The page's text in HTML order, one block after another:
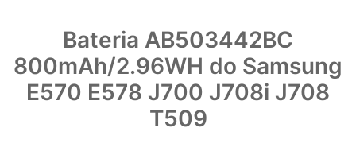
Bateria AB503442BC
800mAh/2.96WH do Samsung
E570 E578 J700 J708i J708
T509